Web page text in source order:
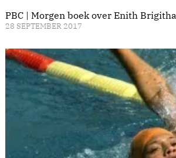
PBC | Morgen boek over Enith Brigitha
28 SEPTEMBER 2017